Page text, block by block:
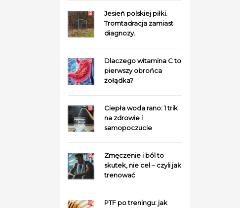
Jesień polskiej piłki.
Tromtadracja zamiast
diagnozy.
Dlaczego witamina C to
pierwszy obrońca
żołądka?
Ciepła woda rano: 1 trik
na zdrowie i
samopoczucie
Zmęczenie i ból to
skutek, nie cel – czyli jak
trenować
PTF po treningu: jak